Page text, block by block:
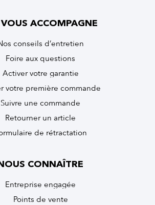
ACCOMPAGNE
conseils d’entretien
Foire aux questions
Activer votre garantie
votre première commande
Suivre une commande
Retourner un article
de rétractation
CONNAÎTRE
Entreprise engagée
Points de vente